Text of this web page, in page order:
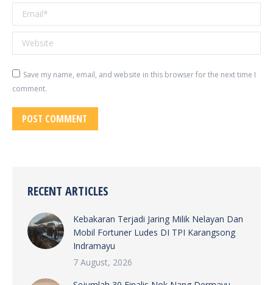
Email *
Website
Save my name, email, and website in this browser for the next time I
comment.
POST COMMENT
RECENT ARTICLES
Kebakaran Terjadi Jaring Milik Nelayan Dan
Mobil Fortuner Ludes DI TPI Karangsong
Indramayu
7 August, 2026